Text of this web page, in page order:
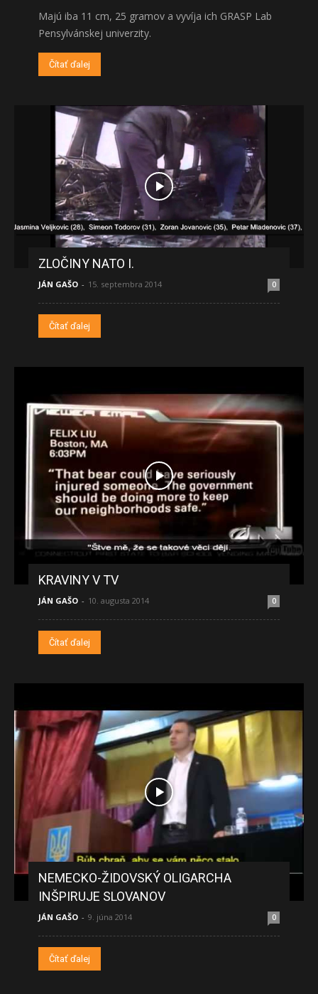
Majú iba 11 cm, 25 gramov a vyvíja ich GRASP Lab
Pensylvánskej univerzity.
Čítať ďalej
ZLOČINY NATO I.
JÁN GAŠO - 15. septembra 2014 0
Čítať ďalej
KRAVINY V TV
JÁN GAŠO - 10. augusta 2014 0
Čítať ďalej
NEMECKO-ŽIDOVSKÝ OLIGARCHA
INŠPIRUJE SLOVANOV
JÁN GAŠO - 9. júna 2014 0
Čítať ďalej